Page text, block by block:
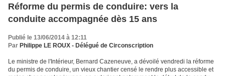
Réforme du permis de conduire: vers la
conduite accompagnée dès 15 ans
Publié le 13/06/2014 à 12:11
Par Philippe LE ROUX - Délégué de Circonscription
Le ministre de l'Intérieur, Bernard Cazeneuve, a dévoilé vendredi la réforme
du permis de conduire, un vieux chantier censé le rendre plus accessible et